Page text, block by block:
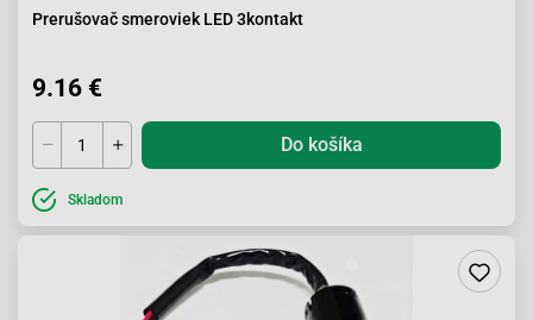
Prerušovač smeroviek LED 3kontakt
9.16 €
Do košíka
Skladom